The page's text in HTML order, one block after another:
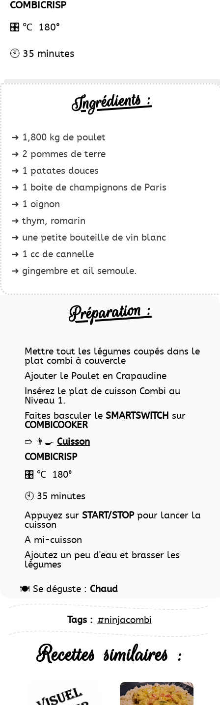
COMBICRISP
🎛️ ℃ 180°
🕙 35 minutes
Ingrédients :
1,800 kg de poulet
2 pommes de terre
1 patates douces
1 boite de champignons de Paris
1 oignon
thym, romarin
une petite bouteille de vin blanc
1 cc de cannelle
gingembre et ail semoule.
Préparation :
Mettre tout les légumes coupés dans le
plat combi à couvercle
Ajouter le Poulet en Crapaudine
Insérez le plat de cuisson Combi au
Niveau 1.
Faites basculer le SMARTSWITCH sur
COMBICOOKER
➱ 👨‍🍳 Cuisson
COMBICRISP
🎛️ ℃ 180°
🕙 35 minutes
Appuyez sur START/STOPpour lancer la
cuisson
A mi-cuisson
Ajoutez un peu d'eau et brasser les
légumes
🍽️ Se déguste : Chaud
Tags : #ninjacombi
Recettes similaires :